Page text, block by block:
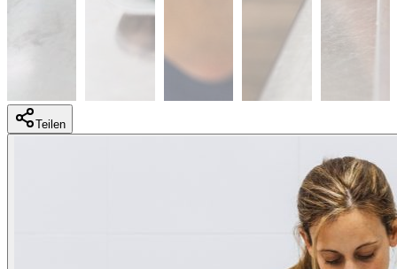
Teilen